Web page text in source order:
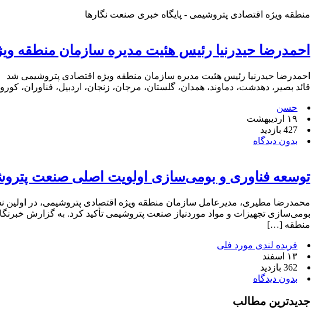
منطقه ویژه اقتصادی پتروشیمی - پایگاه خبری صنعت نگارها
احمدرضا حیدرنیا رئیس هئیت مدیره سازمان منطقه
احمدرضا حیدرنیا رئیس هئیت مدیره سازمان منطقه ویژه اقتصادی پتروشیمی
قائد بصیر، دهدشت، دماوند، همدان، گلستان، مرجان، زنجان، اردبیل، فناوران،
حسن
۱۹ اردیبهشت
427 بازدید
بدون دیدگاه
توسعه فناوری و بومی‌سازی اولویت اصلی صنعت
محمدرضا مطیری، مدیرعامل سازمان منطقه ویژه اقتصادی پتروشیمی، در
بومی‌سازی تجهیزات و مواد موردنیاز صنعت پتروشیمی تأکید کرد. به گزارش
منطقه […]
فریده لندی مورد فلی
۱۳ اسفند
362 بازدید
بدون دیدگاه
جدیدترین مطالب